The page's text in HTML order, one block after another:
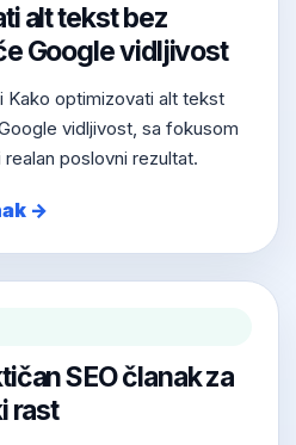
alt tekst bez
Google vidljivost
Kako optimizovati alt tekst
vidljivost, sa fokusom
poslovni rezultat.
→
SEO članak za
rast